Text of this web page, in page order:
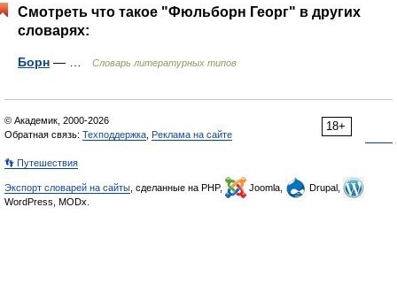
Смотреть что такое "Фюльборн Георг" в других
словарях:
Борн — … Словарь литературных типов
18+
© Академик, 2000-2026
Обратная связь: Техподдержка Реклама на сайте
👣 Путешествия
Экспорт словарей на сайты , сделанные на PHP, Joomla,
Drupal,
WordPress, MODx.